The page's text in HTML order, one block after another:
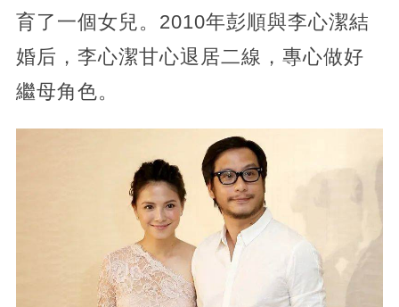
育了一個女兒。2010年彭順與李心潔結
婚后，李心潔甘心退居二線，專心做好
繼母角色。